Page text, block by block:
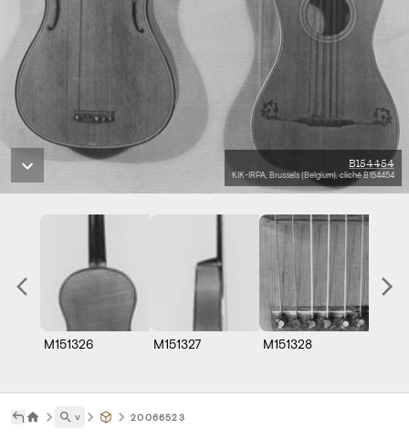
B154454
KIK-IRPA, Brussels (Belgium), cliché B154454
M151326 M151327 M151328
˅ 20066523